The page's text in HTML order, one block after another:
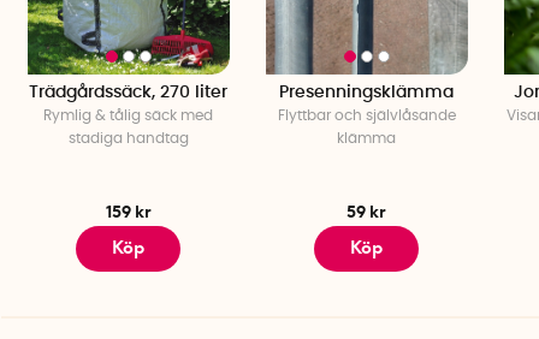
Trädgårdssäck, 270 liter
Rymlig & tålig säck med
stadiga handtag
159 kr
Köp
Presenningsklämma
Flyttbar och självlåsande
klämma
59 kr
Köp